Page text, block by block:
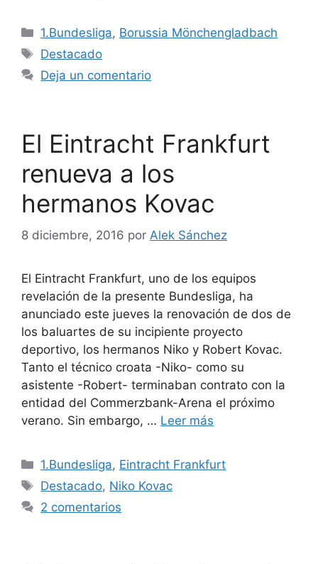
Categorías
1.Bundesliga, Borussia Mönchengladbach
Etiquetas
Destacado
Deja un comentario
El Eintracht Frankfurt
renueva a los
hermanos Kovac
8 diciembre, 2016 por Alek Sánchez
El Eintracht Frankfurt, uno de los equipos
revelación de la presente Bundesliga, ha
anunciado este jueves la renovación de dos de
los baluartes de su incipiente proyecto
deportivo, los hermanos Niko y Robert Kovac.
Tanto el técnico croata -Niko- como su
asistente -Robert- terminaban contrato con la
entidad del Commerzbank-Arena el próximo
verano. Sin embargo, … Leer más
Categorías
1.Bundesliga, Eintracht Frankfurt
Etiquetas
Destacado, Niko Kovac
2 comentarios